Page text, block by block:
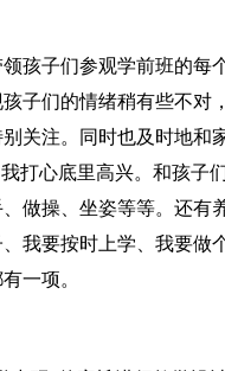
孩子们参观学前班的每
子们的情绪稍有些不对
关注。同时也及时地和
打心底里高兴。和孩子
做操、坐姿等等。还有
我要按时上学、我要做
一项。